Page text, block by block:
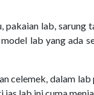
lab, sarung
lab yang ada
celemek, dalam